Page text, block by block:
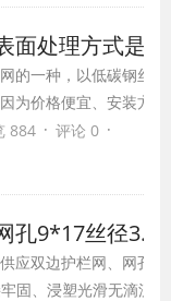
面处理方式是
的一种，以低碳钢丝
为价格便宜、安装方
场合里。今天小编想
处理方式是什么？
884 · 评论 0 ·
孔9*17丝径
应双边护栏网、网孔
固、浸塑光滑无滴流